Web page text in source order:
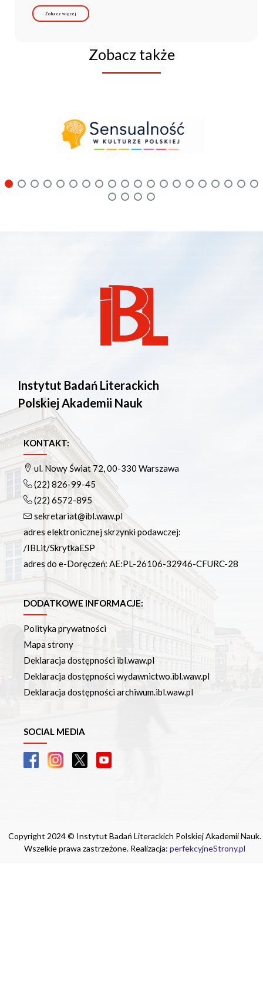
Zobacz więcej
Zobacz także
Instytut Badań Literackich
Polskiej Akademii Nauk
KONTAKT:
ul. Nowy Świat 72, 00-330 Warszawa
(22) 826-99-45
(22) 6572-895
sekretariat@ibl.waw.pl
adres elektronicznej skrzynki podawczej:
/IBLit/SkrytkaESP
adres do e-Doręczeń: AE:PL-26106-32946-CFURC-28
DODATKOWE INFORMACJE:
Polityka prywatności
Mapa strony
Deklaracja dostępności ibl.waw.pl
Deklaracja dostępności wydawnictwo.ibl.waw.pl
Deklaracja dostępności archiwum.ibl.waw.pl
SOCIAL MEDIA
Copyright 2024 © Instytut Badań Literackich Polskiej Akademii Nauk.
Wszelkie prawa zastrzeżone. Realizacja: perfekcyjneStrony.pl